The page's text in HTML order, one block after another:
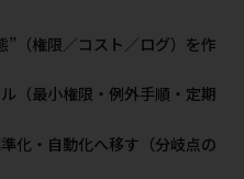
”（権限／コスト／ログ）を作
（最小権限・例外手順・定期
化・自動化へ移す（分岐点の